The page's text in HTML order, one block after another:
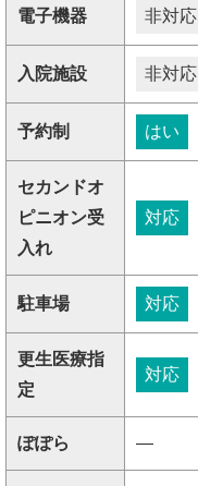
電子機器 非対応
入院施設 非対応
予約制 はい
セカンドオ
ピニオン受
入れ
対応
駐車場 対応
更生医療指
定
対応
ぽぽら ―